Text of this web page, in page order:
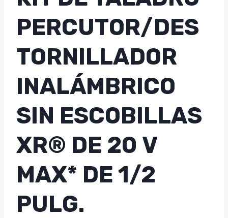
PERCUTOR/DES
TORNILLADOR
INALÁMBRICO
SIN ESCOBILLAS
XR® DE 20 V
MAX* DE 1/2
PULG.